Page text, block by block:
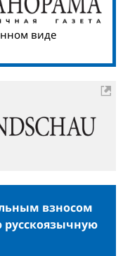
виде
взносом